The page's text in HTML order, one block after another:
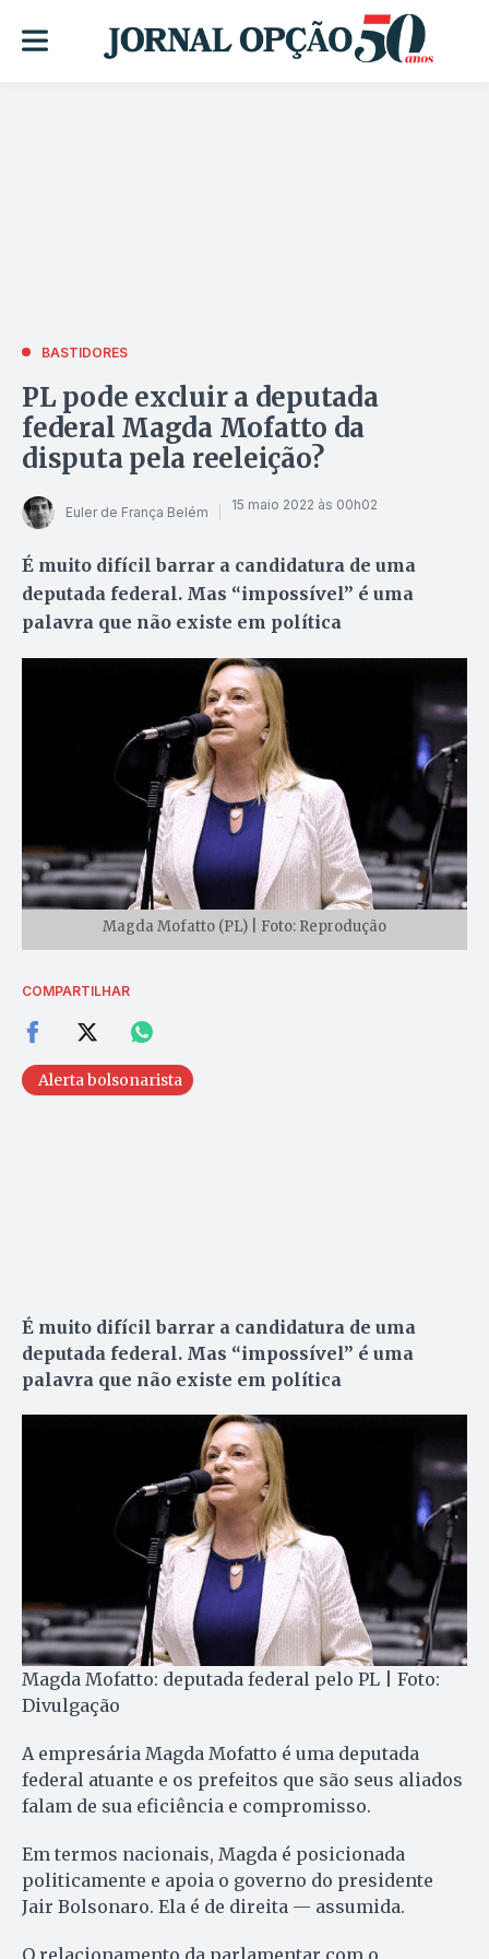
BASTIDORES
PL pode excluir a deputada
federal Magda Mofatto da
disputa pela reeleição?
Euler de França Belém 15 maio 2022 às 00h02
É muito difícil barrar a candidatura de uma
deputada federal. Mas “impossível” é uma
palavra que não existe em política
Magda Mofatto (PL) | Foto: Reprodução
COMPARTILHAR
Alerta bolsonarista
É muito difícil barrar a candidatura de uma
deputada federal. Mas “impossível” é uma
palavra que não existe em política
Magda Mofatto: deputada federal pelo PL | Foto:
Divulgação
A empresária Magda Mofatto é uma deputada
federal atuante e os prefeitos que são seus aliados
falam de sua eficiência e compromisso.
Em termos nacionais, Magda é posicionada
politicamente e apoia o governo do presidente
Jair Bolsonaro. Ela é de direita — assumida.